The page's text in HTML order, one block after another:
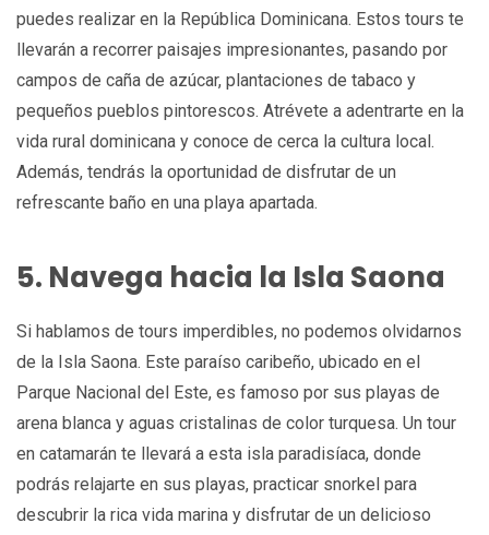
puedes realizar en la República Dominicana. Estos tours te
llevarán a recorrer paisajes impresionantes, pasando por
campos de caña de azúcar, plantaciones de tabaco y
pequeños pueblos pintorescos. Atrévete a adentrarte en la
vida rural dominicana y conoce de cerca la cultura local.
Además, tendrás la oportunidad de disfrutar de un
refrescante baño en una playa apartada.
5. Navega hacia la Isla Saona
Si hablamos de tours imperdibles, no podemos olvidarnos
de la Isla Saona. Este paraíso caribeño, ubicado en el
Parque Nacional del Este, es famoso por sus playas de
arena blanca y aguas cristalinas de color turquesa. Un tour
en catamarán te llevará a esta isla paradisíaca, donde
podrás relajarte en sus playas, practicar snorkel para
descubrir la rica vida marina y disfrutar de un delicioso